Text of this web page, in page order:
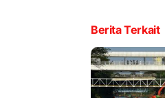
Berita Terkait